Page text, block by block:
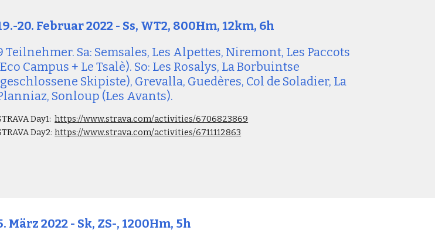
.-20. Februar 2022 - Ss, WT2, 800Hm, 12km, 6h
Teilnehmer. Sa: Semsales, Les Alpettes, Niremont, Les Paccots
Campus + Le Tsalè). So: Les Rosalys, La Borbuintse
Skipiste), Grevalla, Guedères, Col de Soladier, La
Sonloup (Les Avants).
Day1: https://www.strava.com/activities/6706823869
Day2: https://www.strava.com/activities/6711112863
. März 2022 - Sk, ZS-, 1200Hm, 5h